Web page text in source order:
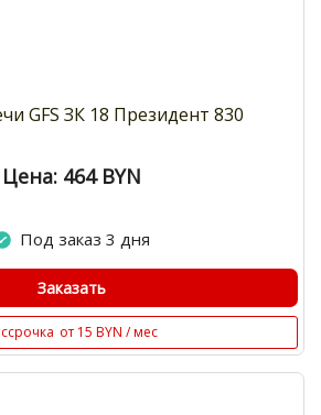
GFS ЗК 18 Президент 830
Цена: 464 BYN
Под заказ 3 дня
Заказать
от 15 BYN / мес